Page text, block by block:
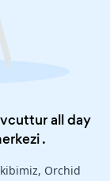
all day
.
Orchid